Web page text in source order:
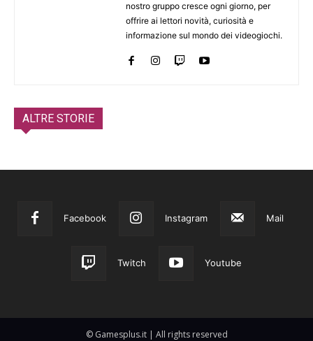
nostro gruppo cresce ogni giorno, per
offrire ai lettori novità, curiosità e
informazione sul mondo dei videogiochi.
ALTRE STORIE
Facebook Instagram Mail
Twitch Youtube
© Gamesplus.it | All rights reserved